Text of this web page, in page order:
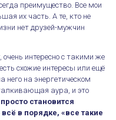
преимущество. Все мои
их часть. А те, кто не
нет друзей-мужчин
интересно с такими же
схожие интересы или ещё
него на энергетическом
аура, и это
становится
в порядке, «все такие